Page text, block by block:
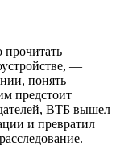
прочитать
—
понять
предстоит
ВТБ вышел
и превратил